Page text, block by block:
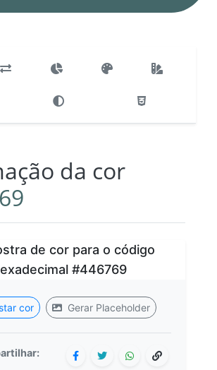
da cor
cor Gerar Placeholder